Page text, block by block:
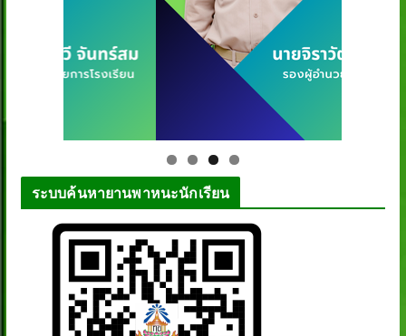
ระบบค้นหายานพาหนะนักเรียน